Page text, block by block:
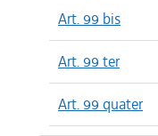
Art. 99 bis
Art. 99 ter
Art. 99 quater